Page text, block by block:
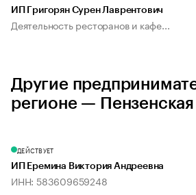
ИП Григорян Сурен Лаврентович
Деятельность ресторанов и кафе...
Другие
регионе — Пензенская
ДЕЙСТВУЕТ
ИП Еремина Виктория Андреевна
ИНН: 583609659248